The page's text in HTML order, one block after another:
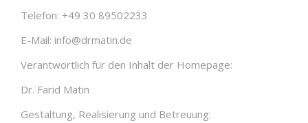
Telefon: +49 30 89502233
E-Mail: info@drmatin.de
Verantwortlich für den Inhalt der Homepage:
Dr. Farid Matin
Gestaltung, Realisierung und Betreuung: